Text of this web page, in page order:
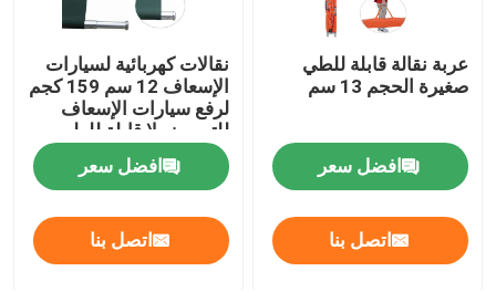
عربة نقالة قابلة للطي
صغيرة الحجم 13 سم
افضل سعر
اتصل بنا
نقالات كهربائية لسيارات
الإسعاف 12 سم 159 كجم
لرفع سيارات الإسعاف
للتمريض لا قابلة للطي
افضل سعر
اتصل بنا